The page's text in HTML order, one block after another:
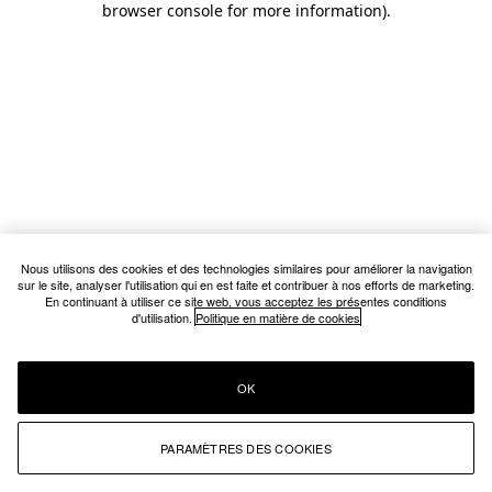
browser console for more information).
Nous utilisons des cookies et des technologies similaires pour améliorer la navigation
sur le site, analyser l'utilisation qui en est faite et contribuer à nos efforts de marketing.
En continuant à utiliser ce site web, vous acceptez les présentes conditions
d'utilisation. Politique en matière de cookies
PARAMÈTRES DES COOKIES
OK